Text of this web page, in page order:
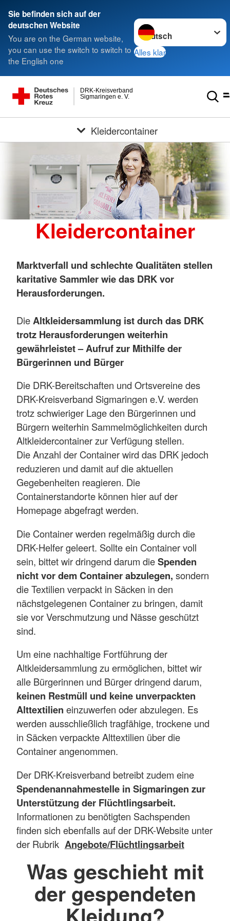
Sie befinden sich auf der
deutschen Website
You are on the German website,
you can use the switch to switch to
the English one
Sprache wechseln zu
Alles klar
Sigmaringen e. V.
DRK-Kreisverband
Kleidercontainer
Kleidercontainer
Marktverfall und schlechte Qualitäten stellen
karitative Sammler wie das DRK vor
Herausforderungen.
DieAltkleidersammlung ist durch das DRK
trotz Herausforderungen weiterhin
gewährleistet – Aufruf zur Mithilfe der
Bürgerinnen und Bürger
Die DRK-Bereitschaften und Ortsvereine des
DRK-Kreisverband Sigmaringen e.V. werden
trotz schwieriger Lage den Bürgerinnen und
Bürgern weiterhin Sammelmöglichkeiten durch
Altkleidercontainer zur Verfügung stellen.
Die Anzahl der Container wird das DRK jedoch
reduzieren und damit auf die aktuellen
Gegebenheiten reagieren. Die
Containerstandorte können hier auf der
Homepage abgefragt werden.
Die Container werden regelmäßig durch die
DRK-Helfer geleert. Sollte ein Container voll
sein, bittet wir dringend darum dieSpenden
nicht vor dem Container abzulegen, sondern
die Textilien verpackt in Säcken in den
nächstgelegenen Container zu bringen, damit
sie vor Verschmutzung und Nässe geschützt
sind.
Um eine nachhaltige Fortführung der
Altkleidersammlung zu ermöglichen, bittet wir
alle Bürgerinnen und Bürger dringend darum,
keinen Restmüll und keine unverpackten
Alttextilien einzuwerfen oder abzulegen. Es
werden ausschließlich tragfähige, trockene und
in Säcken verpackte Alttextilien über die
Container angenommen.
Der DRK-Kreisverband betreibt zudem eine
Spendenannahmestelle in Sigmaringen zur
Unterstützung der Flüchtlingsarbeit.
Informationen zu benötigten Sachspenden
finden sich ebenfalls auf der DRK-Website unter
der Rubrik Angebote/Flüchtlingsarbeit
Was geschieht mit
der gespendeten